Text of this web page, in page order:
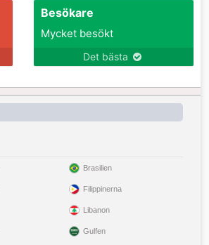
Besökare
Mycket besökt
Det bästa
Brasilien
Filippinerna
Libanon
Gulfen